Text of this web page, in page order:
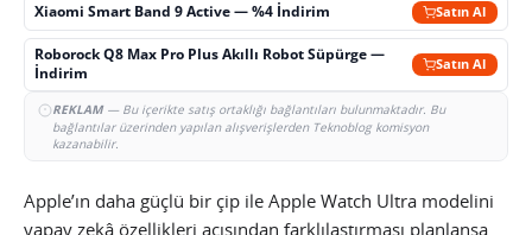
Xiaomi Smart Band 9 Active — %4 İndirim Satın Al
Roborock Q8 Max Pro Plus Akıllı Robot Süpürge —
İndirim
Satın Al
REKLAM— Bu içerikte satış ortaklığı bağlantıları bulunmaktadır. Bu
bağlantılar üzerinden yapılan alışverişlerden Teknoblog komisyon
kazanabilir.
Apple’ın daha güçlü bir çip ile Apple Watch Ultra modelini
yapay zekâ özellikleri açısından farklılaştırması planlansa